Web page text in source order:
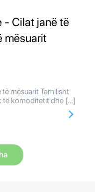
- Cilat janë të
mësuarit
mësuarit Tamilisht
të komoditetit dhe […]